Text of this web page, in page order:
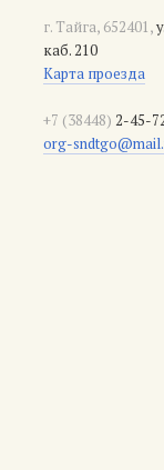
г. Тайга, 652401,
каб. 210
Карта проезда
+7 (38448) 2-45-
org-